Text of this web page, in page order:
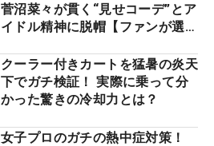
菅沼菜々が貫く“見せコーデ”とア
イドル精神に脱帽【ファンが選ぶ
クーラー付きカートを猛暑の炎天
下でガチ検証！ 実際に乗って分
かった驚きの冷却力とは？
女子プロのガチの熱中症対策！